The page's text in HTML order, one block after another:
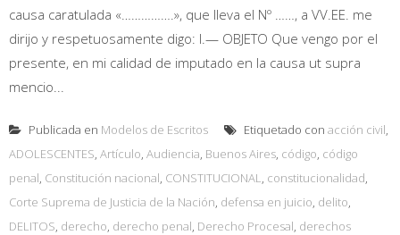
causa caratulada «…………….», que lleva el Nº ……, a VV.EE. me
dirijo y respetuosamente digo: I.— OBJETO Que vengo por el
presente, en mi calidad de imputado en la causa ut supra
mencio...
Publicada en Modelos de Escritos Etiquetado con acción civil,
ADOLESCENTES, Artículo, Audiencia, Buenos Aires, código, código
penal, Constitución nacional, CONSTITUCIONAL, constitucionalidad,
Corte Suprema de Justicia de la Nación, defensa en juicio, delito,
DELITOS, derecho, derecho penal, Derecho Procesal, derechos